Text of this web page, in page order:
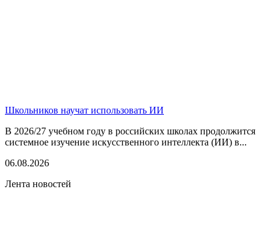
Школьников научат использовать ИИ
В 2026/27 учебном году в российских школах продолжится
системное изучение искусственного интеллекта (ИИ) в...
06.08.2026
Лента новостей